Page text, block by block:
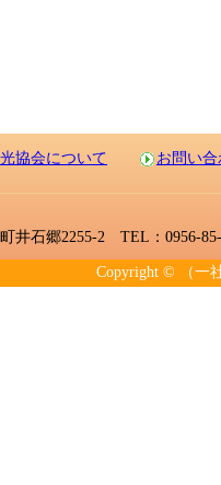
協会について お問い
井石郷2255-2 TEL：0956-
Copyright © （一